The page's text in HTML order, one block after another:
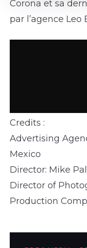
Corona et sa
par l’agence Leo
Credits :
Advertising
Mexico
Director: Mike
Director of
Production